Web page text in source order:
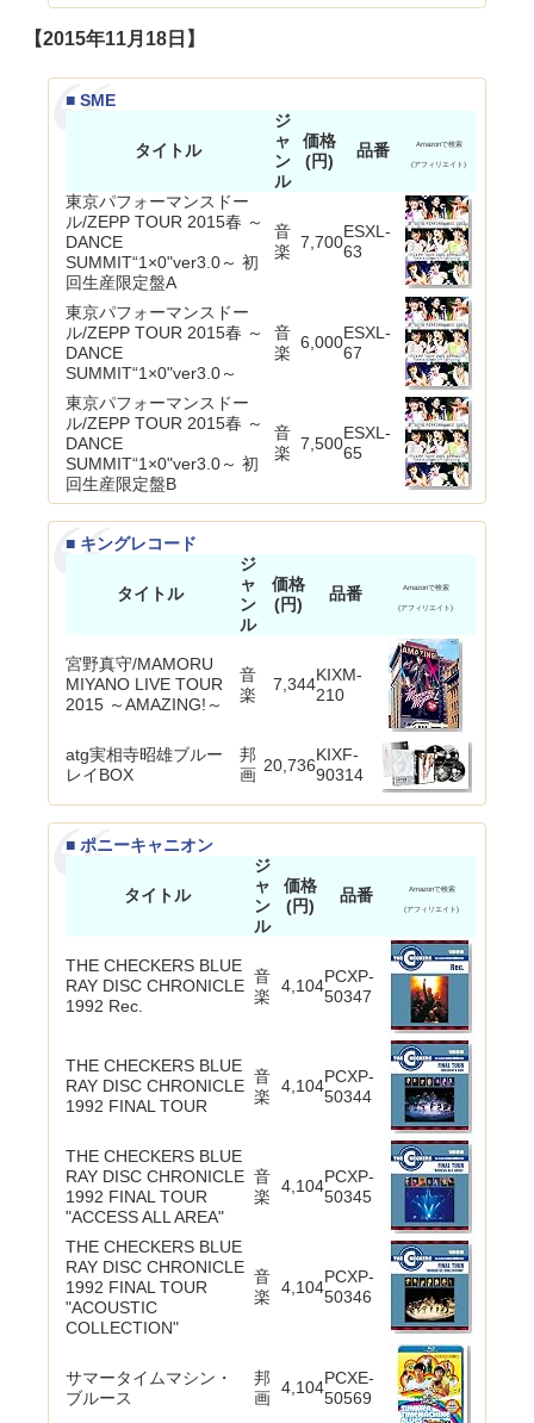
【2015年11月18日】
■ SME
タイトル
ジ
ャ
ン
ル
価格
(円)
品番 Amazonで検索
(アフィリエイト)
東京パフォーマンスドー
ル/ZEPP TOUR 2015春 ～
DANCE
SUMMIT“1×0"ver3.0～ 初
回生産限定盤A
音
楽 7,700
ESXL-
63
東京パフォーマンスドー
ル/ZEPP TOUR 2015春 ～
DANCE
SUMMIT“1×0"ver3.0～
音
楽
6,000ESXL-
67
東京パフォーマンスドー
ル/ZEPP TOUR 2015春 ～
DANCE
SUMMIT“1×0"ver3.0～ 初
回生産限定盤B
音
楽 7,500
ESXL-
65
■ キングレコード
タイトル
ジ
ャ
ン
ル
価格
(円)
品番 Amazonで検索
(アフィリエイト)
宮野真守/MAMORU
MIYANO LIVE TOUR
2015 ～AMAZING!～
音
楽
7,344KIXM-
210
atg実相寺昭雄ブルー
レイBOX
邦
画 20,736
KIXF-
90314
■ ポニーキャニオン
タイトル
ジ
ャ
ン
ル
価格
(円)
品番 Amazonで検索
(アフィリエイト)
THE CHECKERS BLUE
RAY DISC CHRONICLE
1992 Rec.
音
楽
4,104PCXP-
50347
THE CHECKERS BLUE
RAY DISC CHRONICLE
1992 FINAL TOUR
音
楽
4,104PCXP-
50344
THE CHECKERS BLUE
RAY DISC CHRONICLE
1992 FINAL TOUR
"ACCESS ALL AREA"
音
楽
4,104PCXP-
50345
THE CHECKERS BLUE
RAY DISC CHRONICLE
1992 FINAL TOUR
"ACOUSTIC
COLLECTION"
音
楽
4,104
PCXP-
50346
サマータイムマシン・
ブルース
邦
画
4,104PCXE-
50569